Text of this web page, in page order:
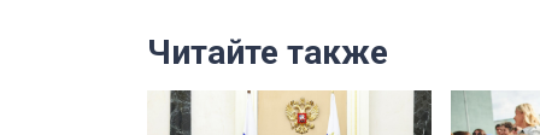
Читайте также